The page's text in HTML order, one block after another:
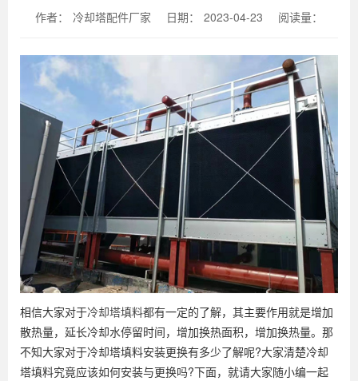
作者： 冷却塔配件厂家 日期： 2023-04-23 阅读量：
相信大家对于冷却塔填料都有一定的了解，其主要作用就是增加
散热量，延长冷却水停留时间，增加换热面积，增加换热量。那
不知大家对于冷却塔填料安装更换有多少了解呢?大家清楚冷却
塔填料究竟应该如何安装与更换吗?下面，就请大家随小编一起